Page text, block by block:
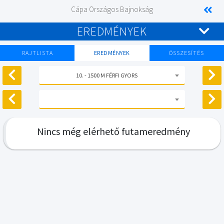
Cápa Országos Bajnokság
EREDMÉNYEK
RAJTLISTA EREDMÉNYEK ÖSSZESÍTÉS
10. - 1500 M FÉRFI GYORS
Nincs még elérhető futameredmény